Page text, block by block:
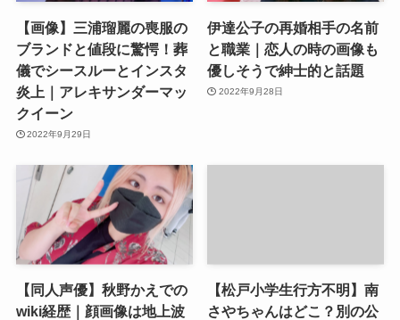
【画像】三浦瑠麗の喪服の
ブランドと値段に驚愕！葬
儀でシースルーとインスタ
炎上｜アレキサンダーマッ
クイーン
2022年9月29日
伊達公子の再婚相手の名前
と職業｜恋人の時の画像も
優しそうで紳士的と話題
2022年9月28日
【同人声優】秋野かえでの
wiki経歴｜顔画像は地上波
【松戸小学生行方不明】南
さやちゃんはどこ？別の公